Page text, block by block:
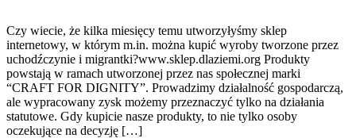
Czy wiecie, że kilka miesięcy temu utworzyłyśmy sklep
internetowy, w którym m.in. można kupić wyroby tworzone przez
uchodźczynie i migrantki?www.sklep.dlaziemi.org Produkty
powstają w ramach utworzonej przez nas społecznej marki
“CRAFT FOR DIGNITY”. Prowadzimy działalność gospodarczą,
ale wypracowany zysk możemy przeznaczyć tylko na działania
statutowe. Gdy kupicie nasze produkty, to nie tylko osoby
oczekujące na decyzję […]